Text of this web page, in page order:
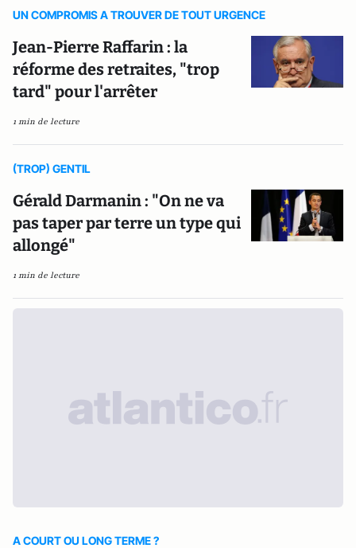
UN COMPROMIS A TROUVER DE TOUT URGENCE
Jean-Pierre Raffarin : la
réforme des retraites, "trop
tard" pour l'arrêter
1 min de lecture
(TROP) GENTIL
Gérald Darmanin : "On ne va
pas taper par terre un type qui
allongé"
1 min de lecture
A COURT OU LONG TERME ?